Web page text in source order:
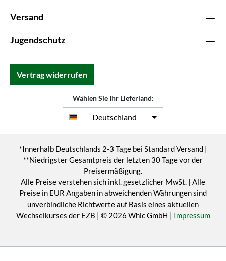
Versand
Jugendschutz
Vertrag widerrufen
Wählen Sie Ihr Lieferland:
Deutschland
*Innerhalb Deutschlands 2-3 Tage bei Standard Versand |
**Niedrigster Gesamtpreis der letzten 30 Tage vor der
Preisermäßigung.
Alle Preise verstehen sich inkl. gesetzlicher MwSt. | Alle
Preise in EUR Angaben in abweichenden Währungen sind
unverbindliche Richtwerte auf Basis eines aktuellen
Wechselkurses der EZB | © 2026 Whic GmbH | Impressum